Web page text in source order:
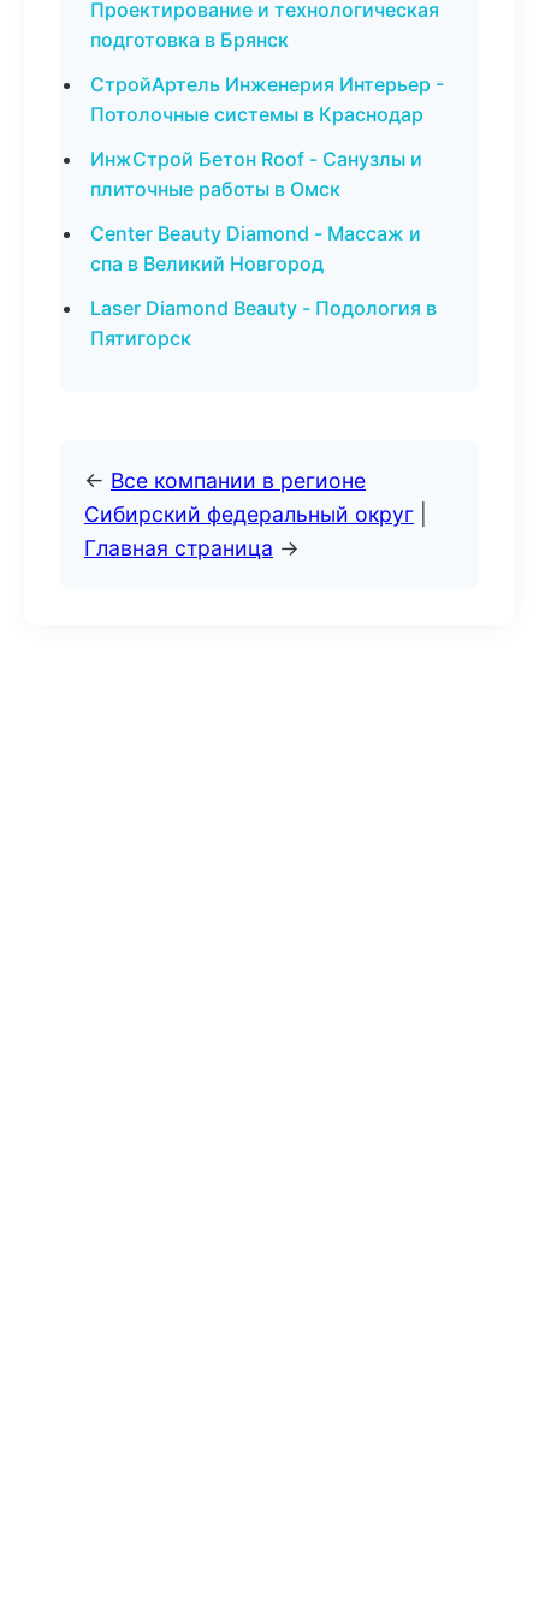
Проектирование и технологическая
подготовка в Брянск
СтройАртель Инженерия Интерьер -
Потолочные системы в Краснодар
ИнжСтрой Бетон Roof - Санузлы и
плиточные работы в Омск
Center Beauty Diamond - Массаж и
спа в Великий Новгород
Laser Diamond Beauty - Подология в
Пятигорск
← Все компании в регионе
Сибирский федеральный округ
Главная страница →